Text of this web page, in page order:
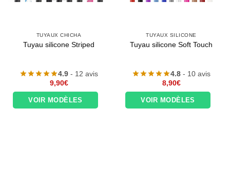
TUYAUX CHICHA
Tuyau silicone Striped
4.9 - 12 avis
9,90€
VOIR MODÈLES
TUYAUX SILICONE
Tuyau silicone Soft Touch
4.8 - 10 avis
8,90€
VOIR MODÈLES